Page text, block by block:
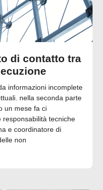
di contatto tra
informazioni incomplete
nella seconda parte
un mese fa ci
responsabilità tecniche
e coordinatore di
non